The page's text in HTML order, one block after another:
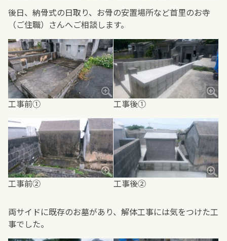
後日、納骨式の日取り、お骨の安置場所など首里のお寺
（ご住職）さんへご相談します。
工事前① 工事後①
工事前② 工事後②
両サイドに既存のお墓があり、解体工事には気をつけた工
事でした。